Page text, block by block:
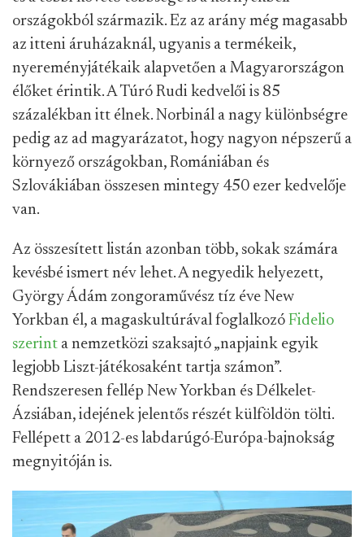
országokból származik. Ez az arány még magasabb
az itteni áruházaknál, ugyanis a termékeik,
nyereményjátékaik alapvetően a Magyarországon
élőket érintik. A Túró Rudi kedvelői is 85
százalékban itt élnek. Norbinál a nagy különbségre
pedig az ad magyarázatot, hogy nagyon népszerű a
környező országokban, Romániában és
Szlovákiában összesen mintegy 450 ezer kedvelője
van.
Az összesített listán azonban több, sokak számára
kevésbé ismert név lehet. A negyedik helyezett,
György Ádám zongoraművész tíz éve New
Yorkban él, a magaskultúrával foglalkozó Fidelio
szerint a nemzetközi szaksajtó „napjaink egyik
legjobb Liszt-játékosaként tartja számon”.
Rendszeresen fellép New Yorkban és Délkelet-
Ázsiában, idejének jelentős részét külföldön tölti.
Fellépett a 2012-es labdarúgó-Európa-bajnokság
megnyitóján is.